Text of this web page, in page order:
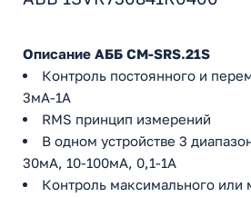
Описание АББ CM-SRS.21S
Контроль постоянного и
3мА-1А
RMS принцип измерений
В одном устройстве 3
30мА, 10-100мA, 0,1-1A
Контроль максимального или